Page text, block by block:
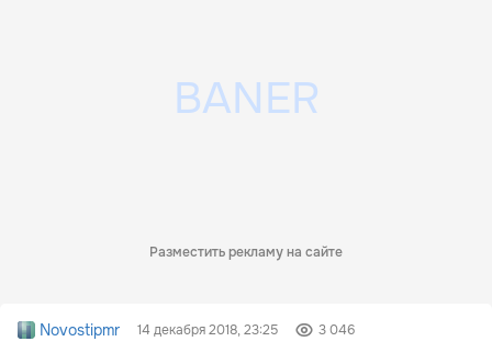
Разместить рекламу на сайте
Novostipmr 14 декабря 2018, 23:25 3 046